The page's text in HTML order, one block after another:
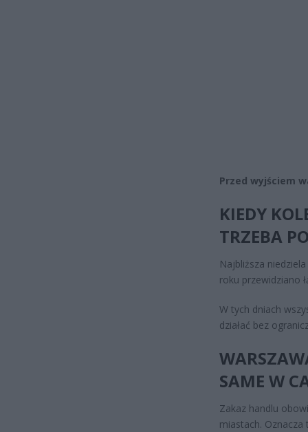
Przed wyjściem
KIEDY
TRZEBA
Najbliższa
roku przewidziano
W tych dniach
działać bez
SAME W
Zakaz handlu
miastach.